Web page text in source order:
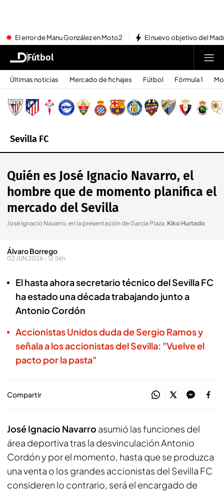
El error de Manu González en Moto2 El nuevo objetivo del
Fútbol
Últimas noticias Mercado de fichajes Fútbol Fórmula 1
Sevilla FC
Quién es José Ignacio Navarro, el
hombre que de momento planifica el
mercado del Sevilla
José Ignacio Navarro, en la presentación de García Plaza. Kiko Hurtado
Álvaro Borrego
02 JUN 2026 - 12:56h.
El hasta ahora secretario técnico del Sevilla FC
ha estado una década trabajando junto a
Antonio Cordón
Accionistas Unidos duda de Sergio Ramos y
señala a los accionistas del Sevilla: "Vuelve el
pacto por la pasta"
Compartir
José Ignacio Navarro asumió las funciones del
área deportiva tras la desvinculación Antonio
Cordón y por el momento, hasta que se produzca
una venta o los grandes accionistas del Sevilla FC
consideren lo contrario, será el encargado de